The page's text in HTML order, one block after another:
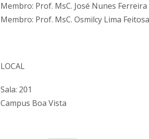
Membro: Prof. MsC. José Nunes Ferreira
Membro: Prof. MsC. Osmilcy Lima Feitosa
LOCAL
Sala: 201
Campus Boa Vista